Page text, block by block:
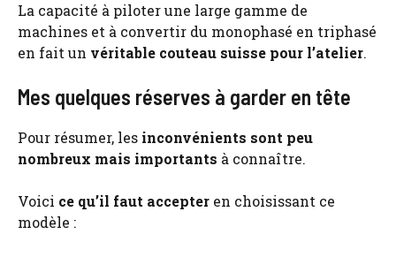
La capacité à piloter une large gamme de
machines et à convertir du monophasé en triphasé
en fait un véritable couteau suisse pour l’atelier.
Mes quelques réserves à garder en tête
Pour résumer, les inconvénients sont peu
nombreux mais importants à connaître.
Voici ce qu’il faut accepter en choisissant ce
modèle :